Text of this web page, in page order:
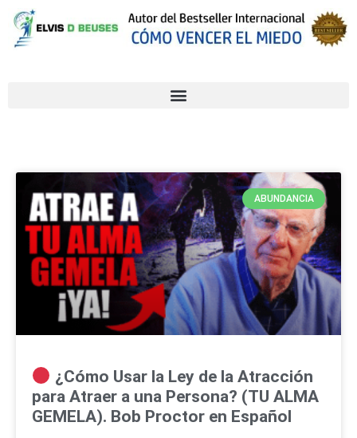
ABUNDANCIA
¿Cómo Usar la Ley de la Atracción
para Atraer a una Persona? (TU ALMA
GEMELA). Bob Proctor en Español